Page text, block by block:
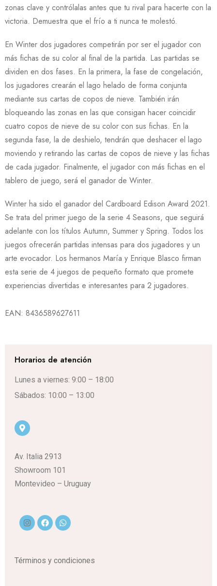
zonas clave y contrólalas antes que tu rival para hacerte con la
victoria. Demuestra que el frío a ti nunca te molestó.
En Winter dos jugadores competirán por ser el jugador con
más fichas de su color al final de la partida. Las partidas se
dividen en dos fases. En la primera, la fase de congelación,
los jugadores crearán el lago helado de forma conjunta
mediante sus cartas de copos de nieve. También irán
bloqueando las zonas en las que consigan hacer coincidir
cuatro copos de nieve de su color con sus fichas. En la
segunda fase, la de deshielo, tendrán que deshacer el lago
moviendo y retirando las cartas de copos de nieve y las fichas
de cada jugador. Finalmente, el jugador con más fichas en el
tablero de juego, será el ganador de Winter.
Winter ha sido el ganador del Cardboard Edison Award 2021.
Se trata del primer juego de la serie 4 Seasons, que seguirá
adelante con los títulos Autumn, Summer y Spring. Todos los
juegos ofrecerán partidas intensas para dos jugadores y un
arte evocador. Los hermanos María y Enrique Blasco firman
esta serie de 4 juegos de pequeño formato que promete
experiencias divertidas e interesantes para 2 jugadores.
EAN: 8436589627611
Horarios de atención
Lunes a viernes: 9:00 – 18:00
Sábados: 10:00 – 13:00
Av. Italia 2913
Showroom 101
Montevideo – Uruguay
Términos y condiciones